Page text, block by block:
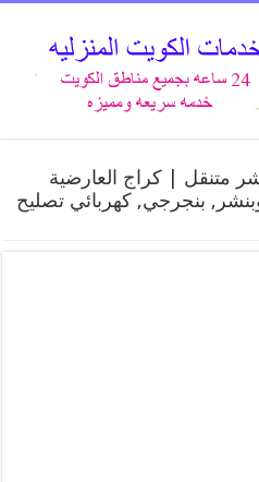
متنقل | كراج العارضية
كهرباء وبنشر, بنجرجي, كهربائي تصليح